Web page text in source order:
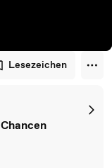
Lesezeichen